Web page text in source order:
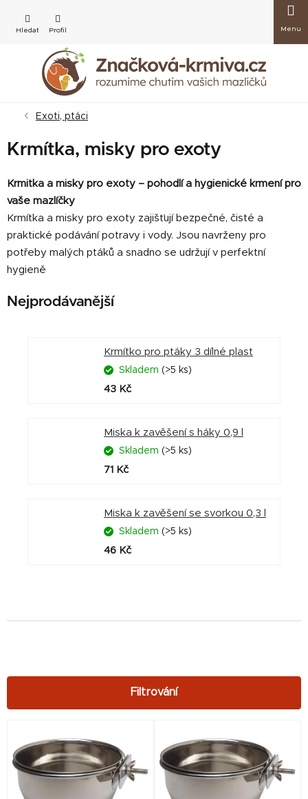
obsah
košík
Exoti, ptáci
Krmítka, misky pro exoty
Krmitka a misky pro exoty – pohodlí a hygienické krmení pro
vaše mazlíčky
Krmítka a misky pro exoty zajišťují bezpečné, čisté a
praktické podávání potravy i vody. Jsou navrženy pro
potřeby malých ptáků a snadno se udržují v perfektní
hygieně
Nejprodávanější
Krmítko pro ptáky 3 dílné plast
Skladem (>5 ks)
43 Kč
Miska k zavěšení s háky 0,9 l
Skladem (>5 ks)
71 Kč
Miska k zavěšení se svorkou 0,3 l
Skladem (>5 ks)
46 Kč
ý
p